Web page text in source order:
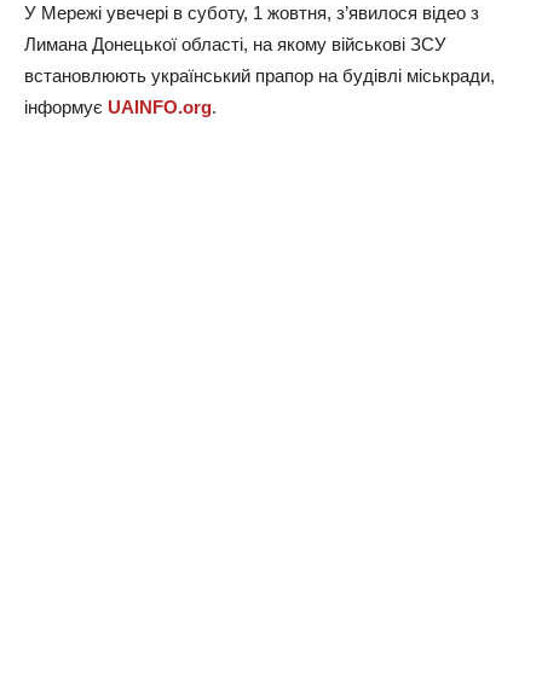
У Мережі увечері в суботу, 1 жовтня, з’явилося відео з
Лимана Донецької області, на якому військові ЗСУ
встановлюють український прапор на будівлі міськради,
інформує UAINFO.org.